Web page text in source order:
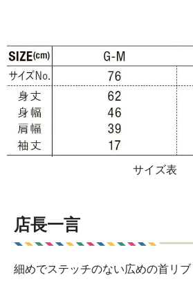
サイズ表
店長一言
細めでステッチのない広めの首リブ